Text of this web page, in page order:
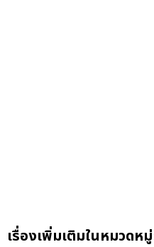
เรื่องเพิ่มเติมในหมวดห